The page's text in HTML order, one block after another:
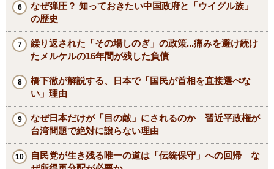
なぜ弾圧？ 知っておきたい中国政府と「ウイグル族」
の歴史
繰り返された「その場しのぎ」の政策...痛みを避け続け
たメルケルの16年間が残した負債
橋下徹が解説する、日本で「国民が首相を直接選べな
い」理由
なぜ日本だけが「目の敵」にされるのか 習近平政権が
台湾問題で絶対に譲らない理由
自民党が生き残る唯一の道は「伝統保守」への回帰 な